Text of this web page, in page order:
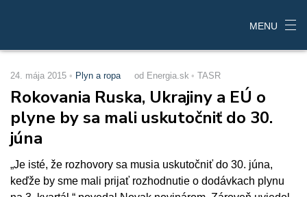
MENU
24. mája 2015 Plyn a ropa od Energia.sk TASR
Rokovania Ruska, Ukrajiny a EÚ o
plyne by sa mali uskutočniť do 30.
júna
„Je isté, že rozhovory sa musia uskutočniť do 30. júna,
keďže by sme mali prijať rozhodnutie o dodávkach plynu